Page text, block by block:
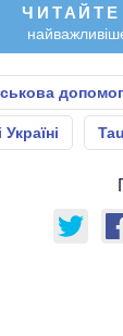
ЧИТАЙТЕ